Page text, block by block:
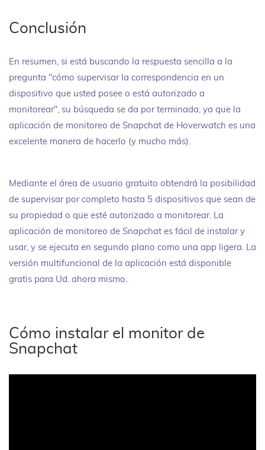
Conclusión
En resumen, si está buscando la respuesta sencilla a la
pregunta "cómo supervisar la correspondencia en un
dispositivo que usted posee o está autorizado a
monitorear", su búsqueda se da por terminada, ya que la
aplicación de monitoreo de Snapchat de Hoverwatch es una
excelente manera de hacerlo (y mucho más).
Mediante el área de usuario gratuito obtendrá la posibilidad
de supervisar por completo hasta 5 dispositivos que sean de
su propiedad o que esté autorizado a monitorear. La
aplicación de monitoreo de Snapchat es fácil de instalar y
usar, y se ejecuta en segundo plano como una app ligera. La
versión multifuncional de la aplicación está disponible
gratis para Ud. ahora mismo.
Cómo instalar el monitor de
Snapchat